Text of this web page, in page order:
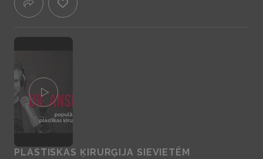
PLASTISKAS ĶIRURĢIJA SIEVIETĒM